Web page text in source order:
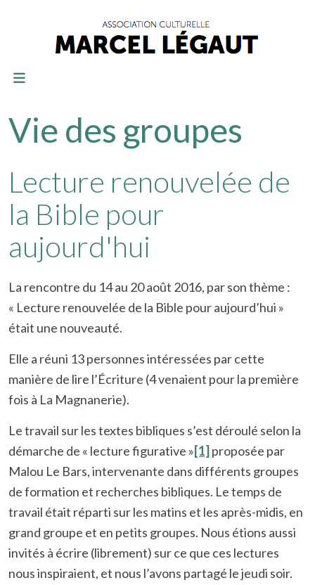
Vie des groupes
Lecture renouvelée de
la Bible pour
aujourd'hui
La rencontre du 14 au 20 août 2016, par son thème :
« Lecture renouvelée de la Bible pour aujourd’hui »
était une nouveauté.
Elle a réuni 13 personnes intéressées par cette
manière de lire l’Écriture (4 venaient pour la première
fois à La Magnanerie).
Le travail sur les textes bibliques s’est déroulé selon la
démarche de « lecture figurative »[1] proposée par
Malou Le Bars, intervenante dans différents groupes
de formation et recherches bibliques. Le temps de
travail était réparti sur les matins et les après-midis, en
grand groupe et en petits groupes. Nous étions aussi
invités à écrire (librement) sur ce que ces lectures
nous inspiraient, et nous l’avons partagé le jeudi soir.